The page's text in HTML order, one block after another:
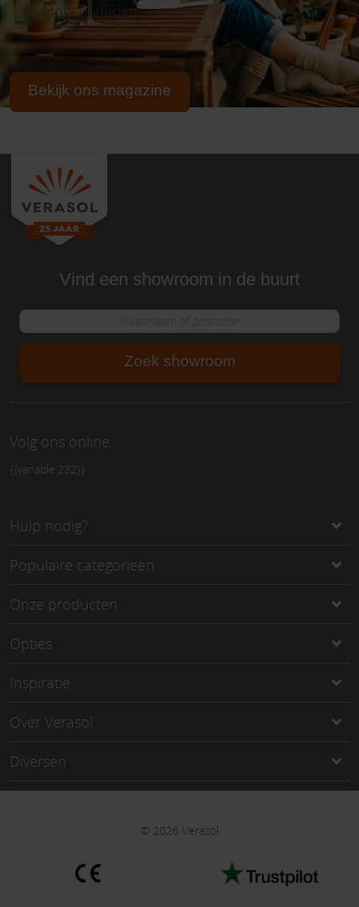
mogelijkheden
Bekijk ons magazine
Vind een showroom in de buurt
Zoek showroom
Volg ons online
{{variable:232}}
Hulp nodig?
Populaire categorieën
Onze producten
Opties
Inspiratie
Over Verasol
Diversen
© 2026 Verasol